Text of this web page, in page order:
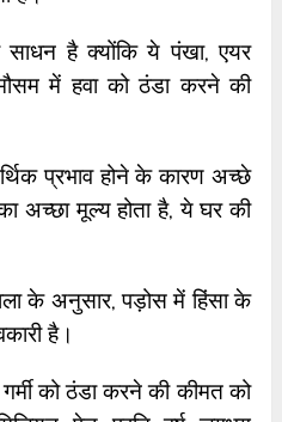
साधन है क्योंकि ये पंखा, एयर
में हवा को ठंडा करने की
प्रभाव होने के कारण अच्छे
अच्छा मूल्य होता है, ये घर की
के अनुसार, पड़ोस में हिंसा के
है।
को ठंडा करने की कीमत को